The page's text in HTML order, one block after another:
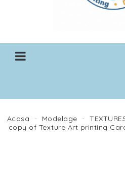
Acasa Modelage
copy of Texture Art printing